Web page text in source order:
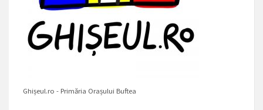
Ghișeul.ro - Primăria Orașului Buftea